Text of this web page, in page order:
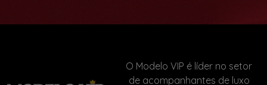
O Modelo VIP é líder no setor
de acompanhantes de luxo